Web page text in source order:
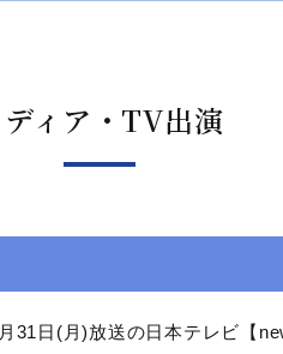
ディア・TV出演
日(月)放送の日本テレビ【